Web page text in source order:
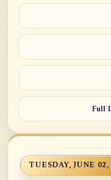
Full
TUESDAY, JUNE 02,